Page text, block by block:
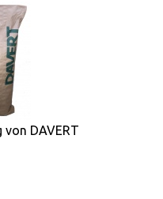
von DAVERT